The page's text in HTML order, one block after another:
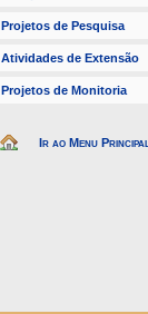
Projetos de Pesquisa
Atividades de Extensão
Projetos de Monitoria
Ir ao Menu Principal